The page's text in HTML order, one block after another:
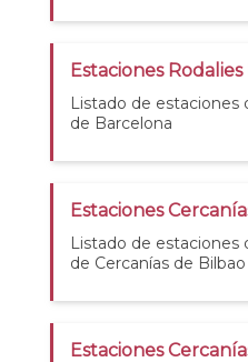
Estaciones
Listado de estaciones
de Barcelona
Estaciones
Listado de estaciones
de Cercanías de Bilbao
Estaciones